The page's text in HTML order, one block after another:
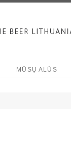
MŪSŲ ALŪS